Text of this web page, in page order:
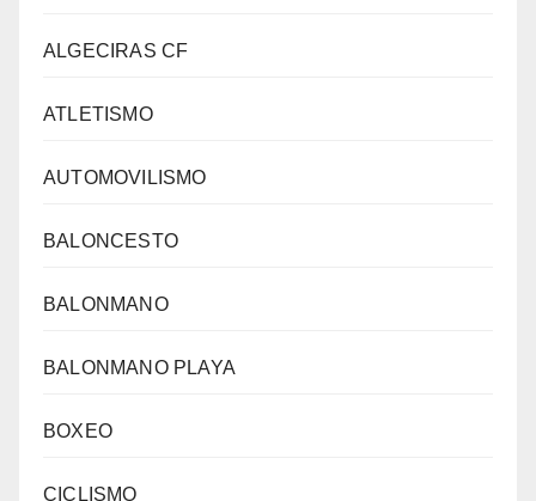
ALGECIRAS CF
ATLETISMO
AUTOMOVILISMO
BALONCESTO
BALONMANO
BALONMANO PLAYA
BOXEO
CICLISMO